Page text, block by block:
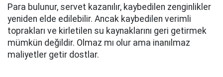
Para bulunur, servet kazanılır, kaybedilen zenginlikler
yeniden elde edilebilir. Ancak kaybedilen verimli
toprakları ve kirletilen su kaynaklarını geri getirmek
mümkün değildir. Olmaz mı olur ama inanılmaz
maliyetler getir dostlar.